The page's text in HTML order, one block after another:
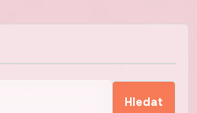
Hledat